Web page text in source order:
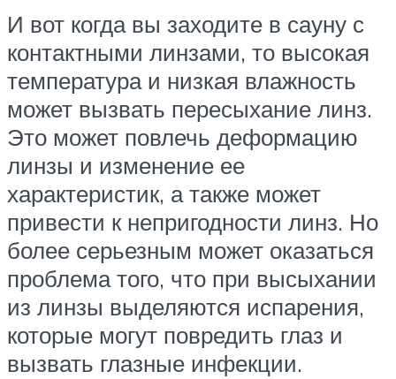
И вот когда вы заходите в сауну с
контактными линзами, то высокая
температура и низкая влажность
может вызвать пересыхание линз.
Это может повлечь деформацию
линзы и изменение ее
характеристик, а также может
привести к непригодности линз. Но
более серьезным может оказаться
проблема того, что при высыхании
из линзы выделяются испарения,
которые могут повредить глаз и
вызвать глазные инфекции.